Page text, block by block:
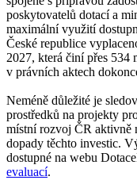
poskytovatelů dotací a
maximální využití
České republice
2027, která činí přes 534
v právních aktech
Neméně důležité je
prostředků na projekty
místní rozvoj ČR aktivně
dopady těchto investic.
dostupné na webu
evaluací.